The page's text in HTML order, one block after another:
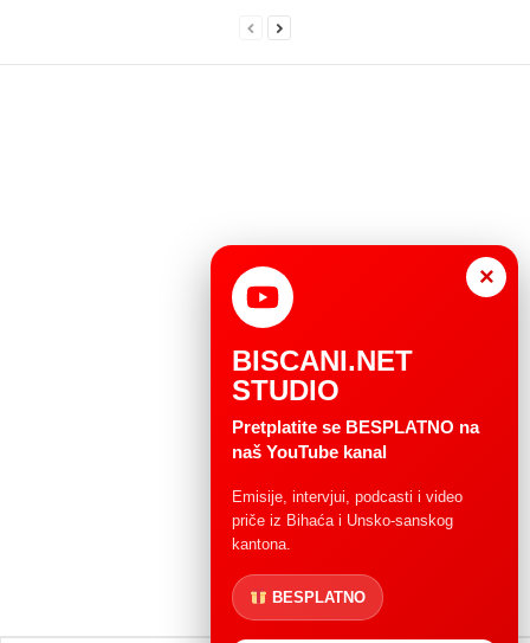
×
BISCANI.NET
STUDIO
Pretplatite se BESPLATNO na
naš YouTube kanal
Emisije, intervjui, podcasti i video
priče iz Bihaća i Unsko-sanskog
kantona.
BESPLATNO